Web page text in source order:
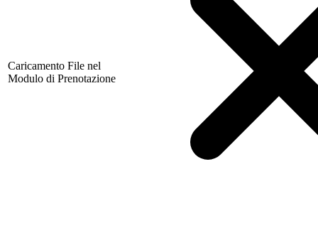
Caricamento File nel
Modulo di Prenotazione